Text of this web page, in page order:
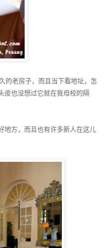
的老房子，而且当下看地址，怎
皮也没想过它就在我母校的隔
地方，而且也有许多新人在这儿